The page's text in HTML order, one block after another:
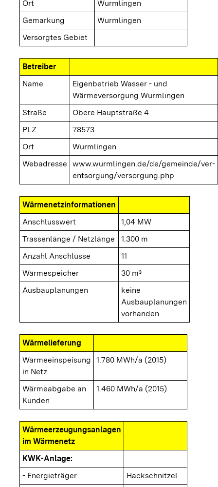
Ort
Wurmlingen
Gemarkung
Wurmlingen
Versorgtes Gebiet
Betreiber
Name
Eigenbetrieb Wasser - und
Wärmeversorgung Wurmlingen
Straße
Obere Hauptstraße 4
PLZ
78573
Ort
Wurmlingen
Webadresse
www.wurmlingen.de/de/gemeinde/ver-
entsorgung/versorgung.php
Wärmenetzinformationen
Anschlusswert
1,04 MW
Trassenlänge / Netzlänge
1.300 m
Anzahl Anschlüsse
11
Wärmespeicher
30 m³
Ausbauplanungen
keine
Ausbauplanungen
vorhanden
Wärmelieferung
Wärmeeinspeisung
in Netz
1.780 MWh/a (2015)
Wärmeabgabe an
Kunden
1.460 MWh/a (2015)
Wärmeerzeugungsanlagen
im Wärmenetz
KWK-Anlage:
- Energieträger
Hackschnitzel